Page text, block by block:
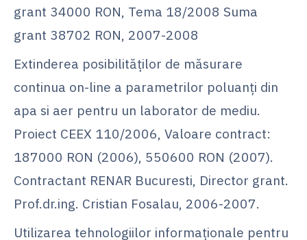
grant 34000 RON, Tema 18/2008 Suma
grant 38702 RON, 2007-2008
Extinderea posibilităţilor de măsurare
continua on-line a parametrilor poluanţi din
apa si aer pentru un laborator de mediu.
Proiect CEEX 110/2006, Valoare contract:
187000 RON (2006), 550600 RON (2007).
Contractant RENAR Bucuresti, Director grant.
Prof.dr.ing. Cristian Fosalau, 2006-2007.
Utilizarea tehnologiilor informaţionale pentru